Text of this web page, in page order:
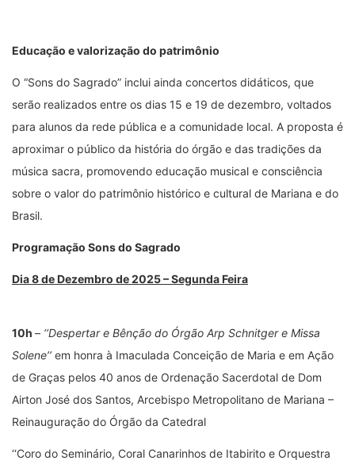
Educação e valorização do patrimônio
O “Sons do Sagrado” inclui ainda concertos didáticos, que
serão realizados entre os dias 15 e 19 de dezembro, voltados
para alunos da rede pública e a comunidade local. A proposta é
aproximar o público da história do órgão e das tradições da
música sacra, promovendo educação musical e consciência
sobre o valor do patrimônio histórico e cultural de Mariana e do
Brasil.
Programação Sons do Sagrado
Dia 8 de Dezembro de 2025 – Segunda Feira
10h – ‘‘Despertar e Bênção do Órgão Arp Schnitger e Missa
Solene’’ em honra à Imaculada Conceição de Maria e em Ação
de Graças pelos 40 anos de Ordenação Sacerdotal de Dom
Airton José dos Santos, Arcebispo Metropolitano de Mariana –
Reinauguração do Órgão da Catedral
‘‘Coro do Seminário, Coral Canarinhos de Itabirito e Orquestra